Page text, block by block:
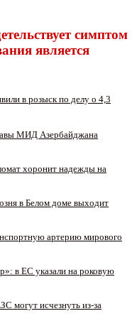
симптом
является
в розыск по делу о 4,3
МИД Азербайджана
хоронит надежды на
в Белом доме выходит
артерию мирового
в ЕС указали на роковую
могут исчезнуть из-за